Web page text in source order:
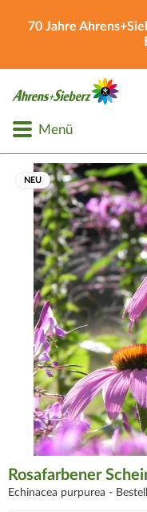
70 Jahre
Menü
NEU
Rosafarbener
Echinacea purpurea -